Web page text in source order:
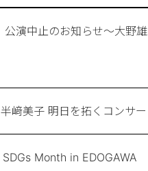
公演中止のお知らせ～大野
半﨑美子 明日を拓くコンサ
SDGs Month in EDOGAWA